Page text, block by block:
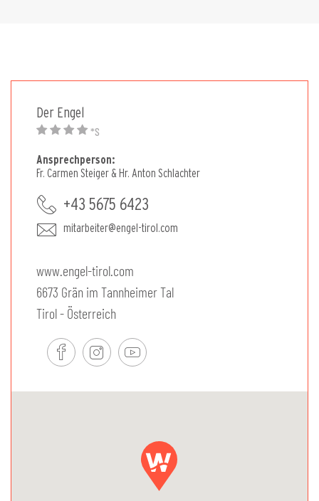
Der Engel
*S
Ansprechperson:
Fr. Carmen Steiger & Hr. Anton Schlachter
+43 5675 6423
mitarbeiter@engel-tirol.com
www.engel-tirol.com
6673 Grän im Tannheimer Tal
Tirol - Österreich